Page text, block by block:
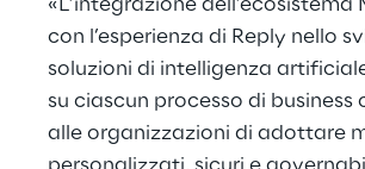
«L’integrazione dell’ecosistema
con l’esperienza di Reply nello
soluzioni di intelligenza
su ciascun processo di business
alle organizzazioni di adottare